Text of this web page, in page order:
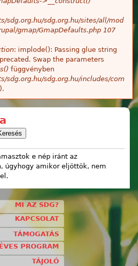
sdg.org.hu/sdg.org.hu/sites/all/mod
gmap/GmapDefaults.php 107
: implode(): Passing glue string
Swap the parameters
függvényben
sdg.org.hu/sdg.org.hu/includes/com
e nép iránt az
úgyhogy amikor eljöttök, nem
MI AZ SDG?
KAPCSOLAT
TÁMOGATÁS
ÉVES PROGRAM
TÁJOLÓ